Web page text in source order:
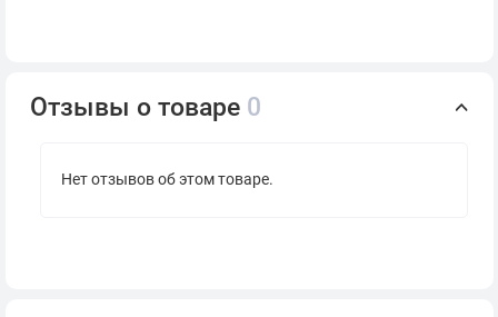
Отзывы о товаре 0
Нет отзывов об этом товаре.